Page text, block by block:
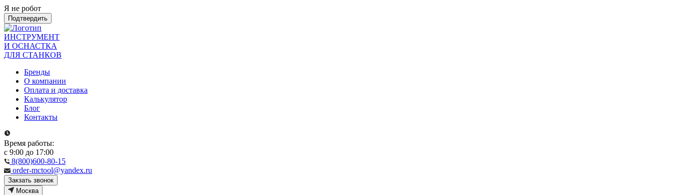
Я не робот
Подтвердить
ИНСТРУМЕНТ
И ОСНАСТКА
ДЛЯ СТАНКОВ
Бренды
О компании
Оплата и доставка
Калькулятор
Блог
Контакты
Время работы:
с 9:00 до 17:00
8(800)600-80-15
order-mctool@yandex.ru
Закзать звонок
Москва